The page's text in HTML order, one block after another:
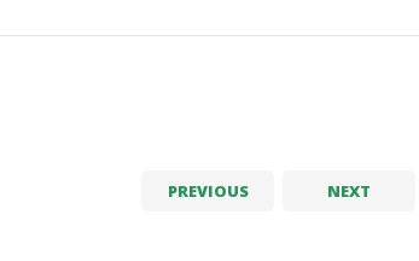
PREVIOUS NEXT